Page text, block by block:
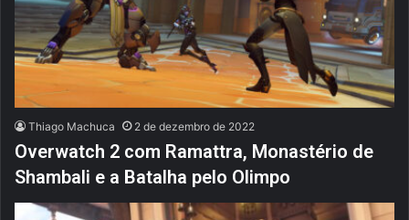
Thiago Machuca 2 de dezembro de 2022
Overwatch 2 com Ramattra, Monastério de
Shambali e a Batalha pelo Olimpo